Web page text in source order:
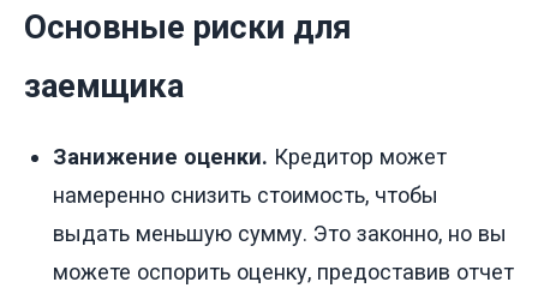
Основные риски для
заемщика
Занижение оценки. Кредитор может
намеренно снизить стоимость, чтобы
выдать меньшую сумму. Это законно, но вы
можете оспорить оценку, предоставив отчет